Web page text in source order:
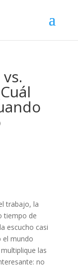
trabajo, la
tiempo de
escucho casi
el mundo
las
no